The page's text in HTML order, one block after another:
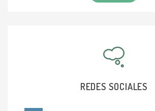
REDES SOCIALES